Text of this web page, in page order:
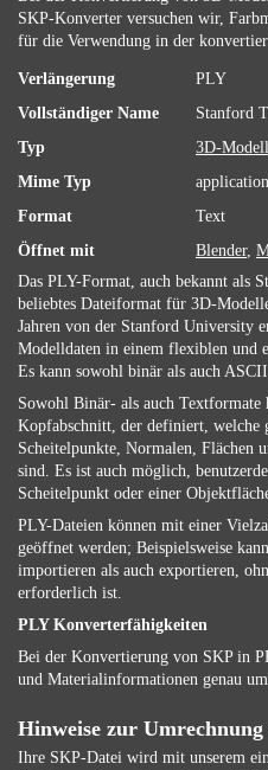
SKP-Konverter versuchen wir,
für die Verwendung in der
Verlängerung
PLY
Vollständiger Name
Stanford
Typ
3D-Modell
Mime Typ
Format
Text
Öffnet mit
Blender,
Das PLY-Format, auch bekannt als
beliebtes Dateiformat für 3D-
Jahren von der Stanford University
Modelldaten in einem flexiblen und
Es kann sowohl binär als auch
Sowohl Binär- als auch Textformate
Kopfabschnitt, der definiert, welche
Scheitelpunkte, Normalen, Flächen
sind. Es ist auch möglich,
Scheitelpunkt oder einer
PLY-Dateien können mit einer
geöffnet werden; Beispielsweise
importieren als auch exportieren,
erforderlich ist.
PLY Konverterfähigkeiten
Bei der Konvertierung von SKP in
und Materialinformationen genau
Hinweise zur
Ihre SKP-Datei wird mit unserem